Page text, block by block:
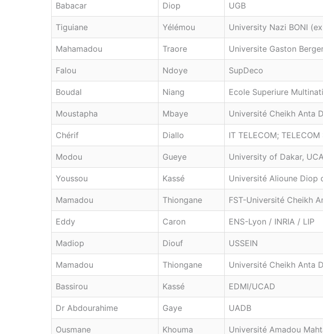
Babacar Diop UGB
Tiguiane Yélémou University Nazi BONI
Mahamadou Traore Universite Gaston
Falou Ndoye SupDeco
Boudal Niang Ecole Superiure
Moustapha Mbaye Université Cheikh Anta
Chérif Diallo IT TELECOM;
Modou Gueye University of Dakar,
Youssou Kassé Université Alioune Diop
Mamadou Thiongane FST-Université Cheikh
Eddy Caron ENS-Lyon / INRIA / LIP
Madiop Diouf USSEIN
Mamadou Thiongane Université Cheikh Anta
Bassirou Kassé EDMI/UCAD
Dr Abdourahime Gaye UADB
Ousmane Khouma Université Amadou